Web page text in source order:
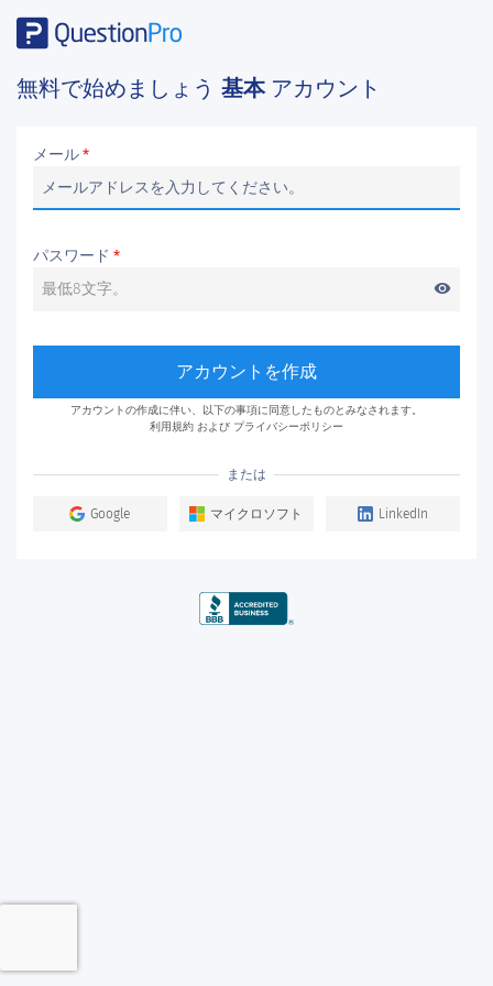
無料で始めましょう 基本 アカウント
メール*
パスワード *
visibility
アカウントを作成
アカウントの作成に伴い、以下の事項に同意したものとみなされます。
利用規約 および プライバシーポリシー
または
Google マイクロソフト LinkedIn